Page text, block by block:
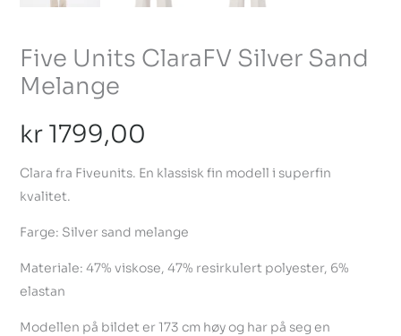
Five Units ClaraFV Silver Sand
Melange
kr1799,00
Clara fra Fiveunits. En klassisk fin modell i superfin
kvalitet.
Farge: Silver sand melange
Materiale: 47% viskose, 47% resirkulert polyester, 6%
elastan
Modellen på bildet er 173 cm høy og har på seg en